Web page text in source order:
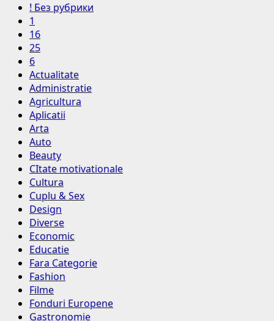
! Без рубрики
1
16
25
6
Actualitate
Administratie
Agricultura
Aplicatii
Arta
Auto
Beauty
CItate motivationale
Cultura
Cuplu & Sex
Design
Diverse
Economic
Educatie
Fara Categorie
Fashion
Filme
Fonduri Europene
Gastronomie